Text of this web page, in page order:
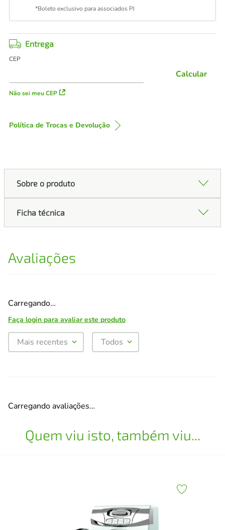
*Boleto exclusivo para associados PJ
Entrega
CEP
Não sei meu CEP
Calcular
Política de Trocas e Devolução
Sobre o produto
Ficha técnica
Avaliações
Carregando…
Faça login para avaliar este produto
Mais recentes Todos
Carregando avaliações…
Quem viu isto, também viu...